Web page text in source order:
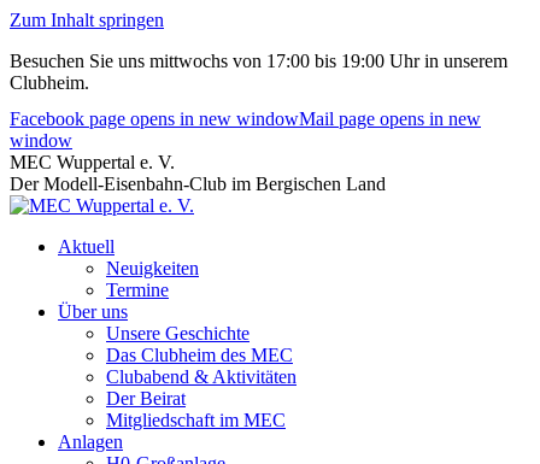
Zum Inhalt springen
Besuchen Sie uns mittwochs von 17:00 bis 19:00 Uhr in unserem
Clubheim.
Facebook page opens in new windowMail page opens in new
window
MEC Wuppertal e. V.
Der Modell-Eisenbahn-Club im Bergischen Land
Aktuell
Neuigkeiten
Termine
Über uns
Unsere Geschichte
Das Clubheim des MEC
Clubabend & Aktivitäten
Der Beirat
Mitgliedschaft im MEC
Anlagen